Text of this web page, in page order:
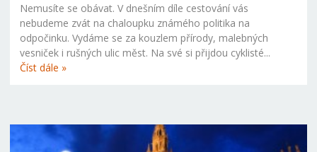
Nemusíte se obávat. V dnešním díle cestování vás
nebudeme zvát na chaloupku známého politika na
odpočinku. Vydáme se za kouzlem přírody, malebných
vesniček i rušných ulic měst. Na své si přijdou cyklisté...
Číst dále »